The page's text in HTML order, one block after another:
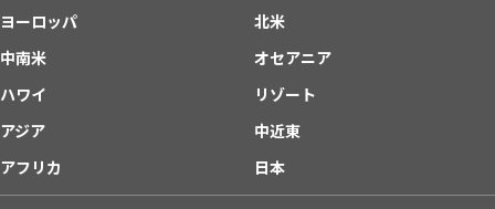
ヨーロッパ
北米
中南米
オセアニア
ハワイ
リゾート
アジア
中近東
アフリカ
日本